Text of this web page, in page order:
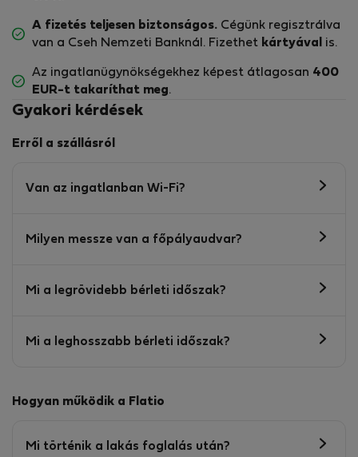
A fizetés teljesen biztonságos. Cégünk regisztrálva
van a Cseh Nemzeti Banknál. Fizethet kártyával is.
Az ingatlanügynökségekhez képest átlagosan 400
EUR-t takaríthat meg.
Gyakori kérdések
Erről a szállásról
Van az ingatlanban Wi-Fi?
Milyen messze van a főpályaudvar?
Mi a legrövidebb bérleti időszak?
Mi a leghosszabb bérleti időszak?
Hogyan működik a Flatio
Mi történik a lakás foglalás után?